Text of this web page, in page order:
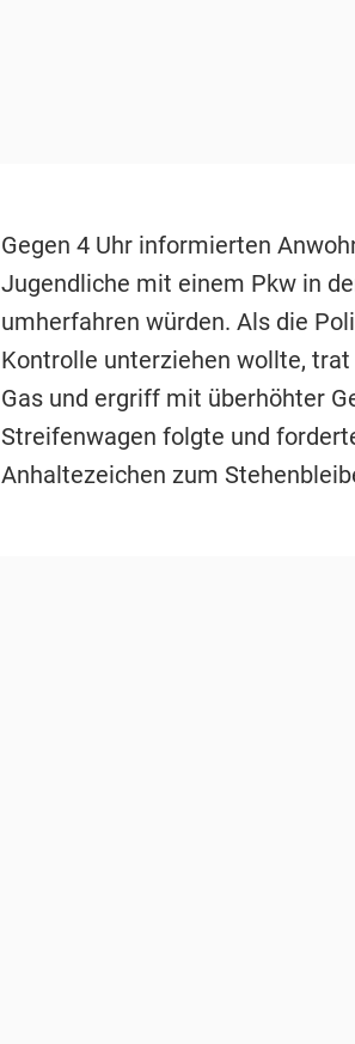
Gegen 4 Uhr informierten
Jugendliche mit einem Pkw in
umherfahren würden. Als die
Kontrolle unterziehen wollte,
Gas und ergriff mit überhöhter
Streifenwagen folgte und
Anhaltezeichen zum